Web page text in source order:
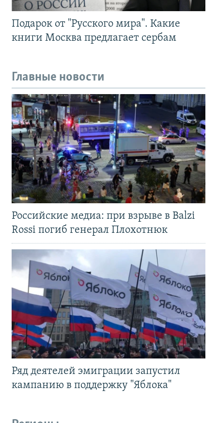
Подарок от "Русского мира". Какие
книги Москва предлагает сербам
Главные новости
Российские медиа: при взрыве в Balzi
Rossi погиб генерал Плохотнюк
Ряд деятелей эмиграции запустил
кампанию в поддержку "Яблока"